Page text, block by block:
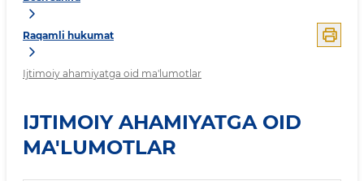
Raqamli hukumat
Ijtimoiy ahamiyatga oid ma'lumotlar
IJTIMOIY AHAMIYATGA OID
MA'LUMOTLAR